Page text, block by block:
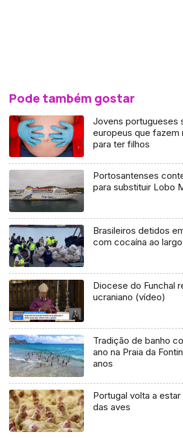
Pode também gostar
Jovens portugueses
europeus que fazem
para ter filhos
Portosantenses
para substituir Lobo
Brasileiros detidos
com cocaína ao
Diocese do Funchal
ucraniano (vídeo)
Tradição de banho
ano na Praia da
anos
Portugal volta a
das aves